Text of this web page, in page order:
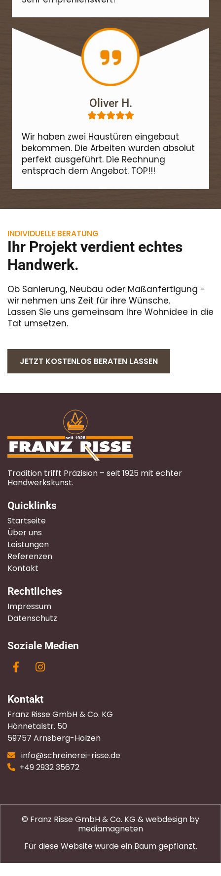
Oliver H.

Wir haben zwei Haustüren eingebaut
bekommen. Die Arbeiten wurden absolut
perfekt ausgeführt. Die Rechnung
entsprach dem Angebot. TOP!!!
INDIVIDUELLE BERATUNG
Ihr Projekt verdient echtes
Handwerk.
Ob Sanierung, Neubau oder Maßanfertigung -
wir nehmen uns Zeit für ihre Wünsche.
Lassen Sie uns gemeinsam Ihre Wohnidee in die
Tat umsetzen.
JETZT KOSTENLOS BERATEN LASSEN
Tradition trifft Präzision – seit 1925 mit echter
Handwerkskunst.
Quicklinks
Startseite
Über uns
Leistungen
Referenzen
Kontakt
Rechtliches
Impressum
Datenschutz
Soziale Medien
Kontakt
Franz Risse GmbH & Co. KG
Hönnetalstr. 50
59757 Arnsberg-Holzen
 info@schreinerei-risse.de
 +49 2932 35672
© Franz Risse GmbH & Co. KG & webdesign by
mediamagneten
Für diese Website wurde ein Baum gepflanzt.